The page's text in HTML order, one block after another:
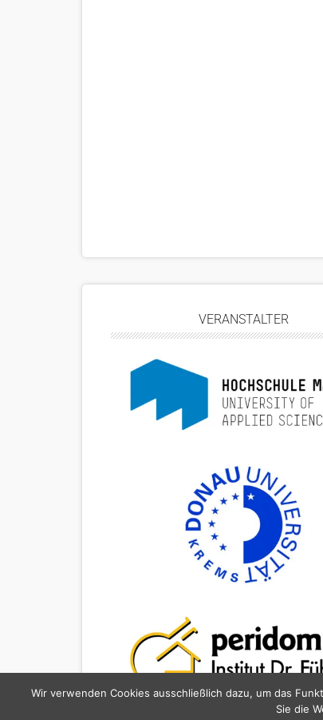
VERANSTALTER
Wir verwenden Cookies ausschließlich dazu, um das
Sie die